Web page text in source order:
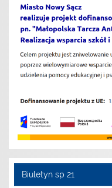
Biuletyn sp 21